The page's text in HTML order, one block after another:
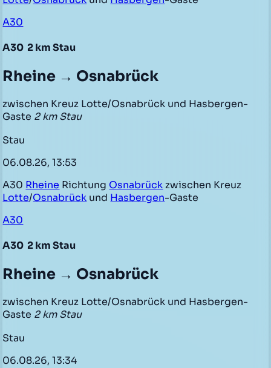
A30
A30 2 km Stau
Rheine → Osnabrück
zwischen Kreuz Lotte/Osnabrück und Hasbergen-
Gaste 2 km Stau
Stau
06.08.26, 13:53
A30 Rheine Richtung Osnabrück zwischen Kreuz
Lotte/Osnabrück und Hasbergen-Gaste
A30
A30 2 km Stau
Rheine → Osnabrück
zwischen Kreuz Lotte/Osnabrück und Hasbergen-
Gaste 2 km Stau
Stau
06.08.26, 13:34